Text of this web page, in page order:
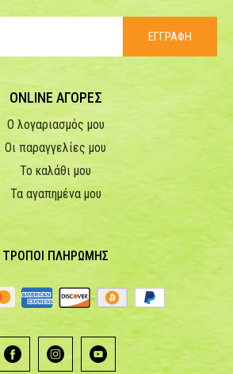
ΕΓΓΡΑΦΗ
ONLINE ΑΓΟΡΕΣ
Ο λογαριασμός μου
Οι παραγγελίες μου
Το καλάθι μου
Τα αγαπημένα μου
ΤΡΟΠΟΙ ΠΛΗΡΩΜΗΣ